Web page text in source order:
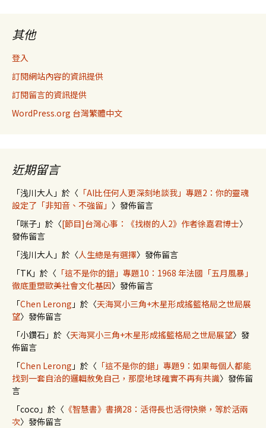
其他
登入
訂閱網站內容的資訊提供
訂閱留言的資訊提供
WordPress.org 台灣繁體中文
近期留言
「浅川大人 」於〈 「AI比任何人更深刻地談我」專題2：你的靈魂
設定了「非知音、不強留」 〉發佈留言
「咪子 」於〈[節目]台灣心事：《找樹的人2》作者徐嘉君博士〉
發佈留言
「浅川大人 」於〈人生總是有選擇〉發佈留言
「TK」於〈 「這不是你的錯」專題10：1968 年法國「五月風暴」
徹底重塑歐美社會文化基因〉發佈留言
「Chen Lerong 」於〈天海冥小三角+木星形成搖籃格局之世局展
望〉發佈留言
「小鑽石 」於〈天海冥小三角+木星形成搖籃格局之世局展望〉發
佈留言
「Chen Lerong 」於〈 「這不是你的錯」專題9：如果每個人都能
找到一套自洽的邏輯赦免自己，那麼地球確實不再有共識〉發佈留
言
「coco 」於〈 《智慧書》書摘28：活得長也活得快樂，等於活兩
次〉發佈留言